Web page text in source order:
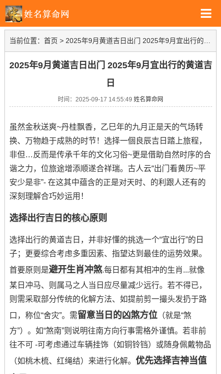
当前位置： 首页 > 2025年9月黄道吉日出门 2025年9月宜出行的黄道吉日
2025年9月黄道吉日出门 2025年9月宜出行的黄道吉
日
时间：2025-09-17 14:55:49 姓名算命网
虽然金秋送爽~丹桂飘香，乙巳年的九月正是天的气场转
换、万物趋于成熟的时节！选择一個良辰吉日踏上旅程，
非但…反而是传承千年的文化习俗~更是借助自然时序的合
谐之力，位旅途增添顺遂合祥瑞。古人云“出门看黄历~平
安少是非”- 在这其中蕴含的正是对天时、的利跟人还有的
深刻理解合巧妙运用！
选择出行吉日的核心原则
选择出行的黄道吉日，并非好懂的挑选一个“宜出行”的日
子；更要综合考虑多重因素、指望达到最佳的运势效果。
首要原则是避开生肖冲煞.每日都有其相冲的生肖...就像
某日冲马、则属马之人当日应尽量减少远行。若不得已，
则需采取部分传统的化解方法、如提前剪一撮头发扔于路
口，称位“舍灾”。需留意当日的凶煞方位（就是“煞
方”）。如“煞南”则说明往南方向行事需格外谨慎。若非前
往不可 -可考虑通过车辆挂饰（如铜铃铛）或随身佩戴物品
（如桃木梳、红绳结）来进行化解。 优先选择吉神当值